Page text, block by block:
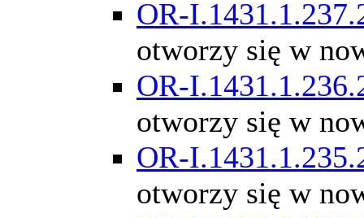
OR-
otworzy się w
OR-
otworzy się w
OR-
otworzy się w